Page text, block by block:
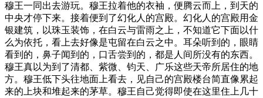
穆王一同出去游玩。穆王拉着他的衣袖，便腾云而上，到天的
中央才停下来。接着便到了幻化人的宫殿。幻化人的宫殿用金
银建筑，以珠玉装饰，在白云与雷雨之上，不知道它下面以什
么为依托，看上去好像是屯留在白云之中。耳朵听到的，眼睛
看到的，鼻子闻到的，口舌尝到的，都是人间所没有的东西。
穆王真以为到了清都、紫微、钧天、广乐这些天帝所居住的地
方。穆王低下头往地面上看去，见自己的宫殿楼台简直像累起
来的上块和堆起来的茅草。穆王自己觉得即使在这里住上几十